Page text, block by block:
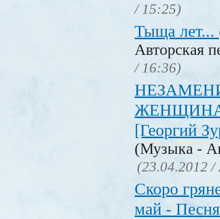
/ 15:25)
Тыща лет...
Авторская
/ 16:36)
ЖЕНЩИНА-
[Георгий
(Музыка -
(23.04.2012 /
Скоро
май -